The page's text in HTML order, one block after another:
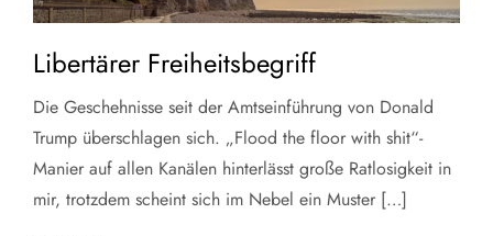
Libertärer Freiheitsbegriff
Die Geschehnisse seit der Amtseinführung von Donald
Trump überschlagen sich. „Flood the floor with shit“-
Manier auf allen Kanälen hinterlässt große Ratlosigkeit in
mir, trotzdem scheint sich im Nebel ein Muster […]